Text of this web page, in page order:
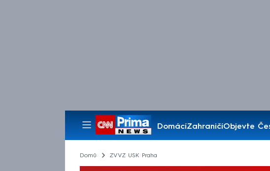
DomácíZahraničíObjevte
Pořady
Domů ZVVZ USK Praha